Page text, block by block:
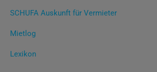
SCHUFA Auskunft für Vermieter
Mietlog
Lexikon